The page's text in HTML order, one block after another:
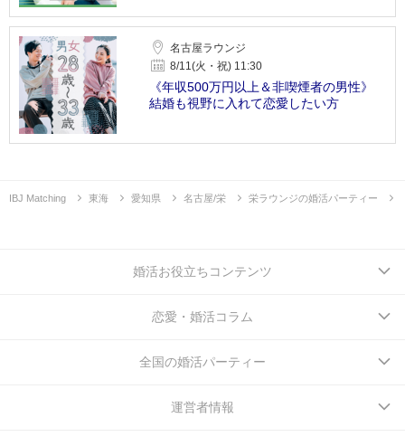
名古屋ラウンジ
8/11(火・祝) 11:30
《年収500万円以上＆非喫煙者の男性》
結婚も視野に入れて恋愛したい方
IBJ Matching 東海 愛知県 名古屋/栄 栄ラウンジの婚活パーティー
婚活お役立ちコンテンツ
恋愛・婚活コラム
全国の婚活パーティー
運営者情報